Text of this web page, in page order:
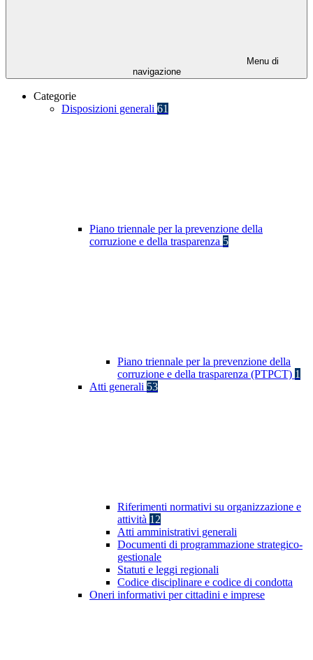
Menu di
navigazione
Categorie
Disposizioni generali 61
Piano triennale per la prevenzione della
corruzione e della trasparenza 5
Piano triennale per la prevenzione della
corruzione e della trasparenza (PTPCT) 1
Atti generali 53
Riferimenti normativi su organizzazione e
attività 12
Atti amministrativi generali
Documenti di programmazione strategico-
gestionale
Statuti e leggi regionali
Codice disciplinare e codice di condotta
Oneri informativi per cittadini e imprese